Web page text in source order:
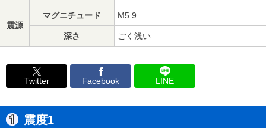
震源
マグニチュード M5.9
深さ ごく浅い
Twitter Facebook LINE
震度1